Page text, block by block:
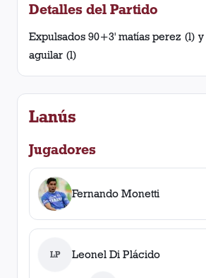
Detalles del Partido
Expulsados 90+3' matías perez (l)
aguilar (l)
Lanús
Jugadores
Fernando Monetti
LP Leonel Di Plácido